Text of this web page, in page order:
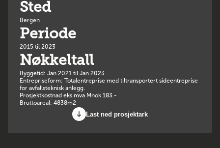
Sted
Bergen
Periode
2015 til 2023
Nøkkeltall
Byggetid: Jan 2021 til Jan 2023
Entrepriseform: Totalentreprise med tiltransportert sideentreprise
for avfallsteknisk anlegg.
Prosjektkostnad eks.mva Mnok 183.-
Bruttoareal: 4838m2
Last ned prosjektark